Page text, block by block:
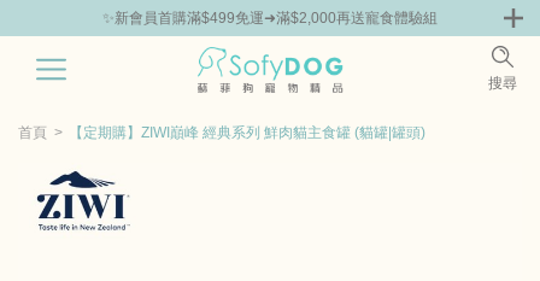
🎁Hello新朋友！完成註冊送指定商品85折抵用券
搜尋
鮮 零食專區 飼料 | 凍乾優惠組 主食罐 | 餐包優惠
首頁 【定期購】ZIWI巔峰 經典系列 鮮肉貓主食罐 (貓罐|罐頭)